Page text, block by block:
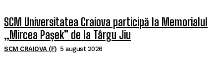
SCM Universitatea Craiova participă la Memorialul
„Mircea Pașek” de la Târgu Jiu
SCM CRAIOVA (F) 5 august 2026